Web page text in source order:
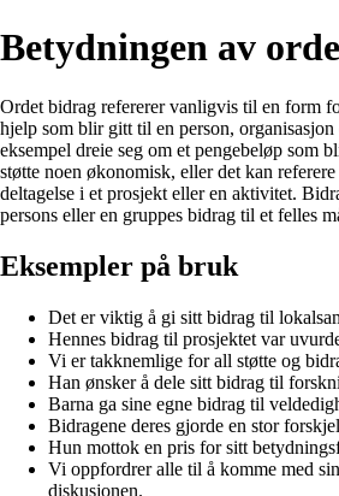
Betydningen av
Ordet bidrag refererer vanligvis til en form
hjelp som blir gitt til en person,
eksempel dreie seg om et pengebeløp som
støtte noen økonomisk, eller det kan
deltagelse i et prosjekt eller en aktivitet.
persons eller en gruppes bidrag til et felles
Eksempler på bruk
Det er viktig å gi sitt bidrag til
Hennes bidrag til prosjektet var
Vi er takknemlige for all støtte og
Han ønsker å dele sitt bidrag til
Barna ga sine egne bidrag til
Bidragene deres gjorde en stor
Hun mottok en pris for sitt
Vi oppfordrer alle til å komme med
diskusjonen.